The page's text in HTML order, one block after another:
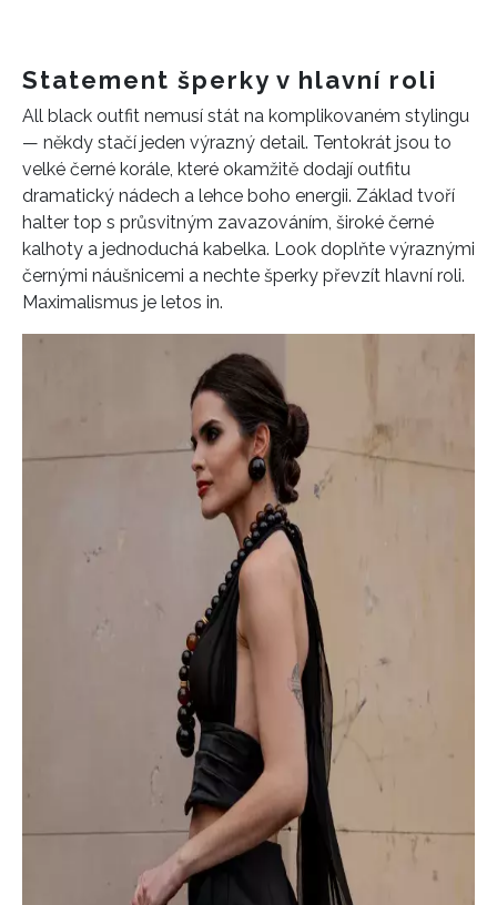
Statement šperky v hlavní roli
All black outfit nemusí stát na komplikovaném stylingu
— někdy stačí jeden výrazný detail. Tentokrát jsou to
velké černé korále, které okamžitě dodají outfitu
dramatický nádech a lehce boho energii. Základ tvoří
halter top s průsvitným zavazováním, široké černé
kalhoty a jednoduchá kabelka. Look doplňte výraznými
černými náušnicemi a nechte šperky převzít hlavní roli.
Maximalismus je letos in.